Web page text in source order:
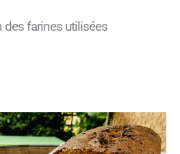
farines utilisées